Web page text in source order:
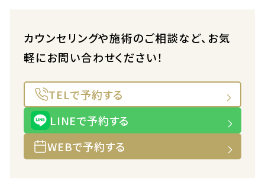
カウンセリングや施術のご相談など、お気
軽にお問い合わせください！
TELで予約する
LINEで予約する
WEBで予約する